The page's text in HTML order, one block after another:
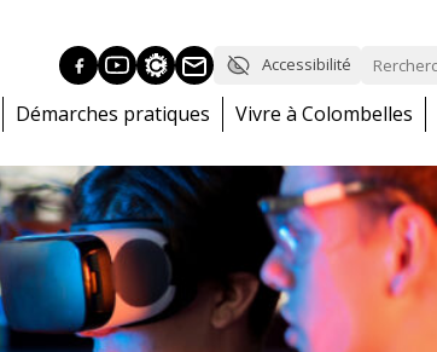
Accessibilité
Démarches pratiques Vivre à Colombelles